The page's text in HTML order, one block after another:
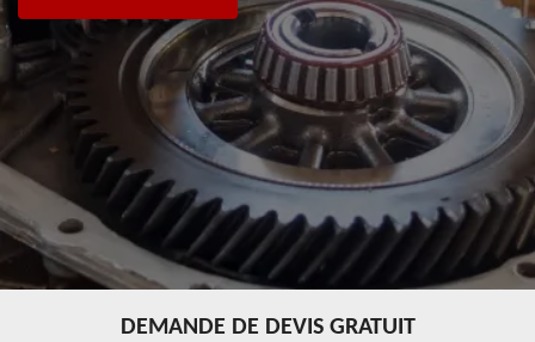
DEMANDE DE DEVIS GRATUIT